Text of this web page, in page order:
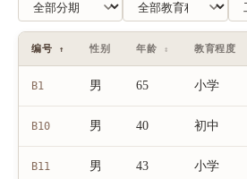
编号 ↑ 性别 年龄 ↕ 教育程度
B1 男 65 小学
B10 男 40 初中
B11 男 43 小学